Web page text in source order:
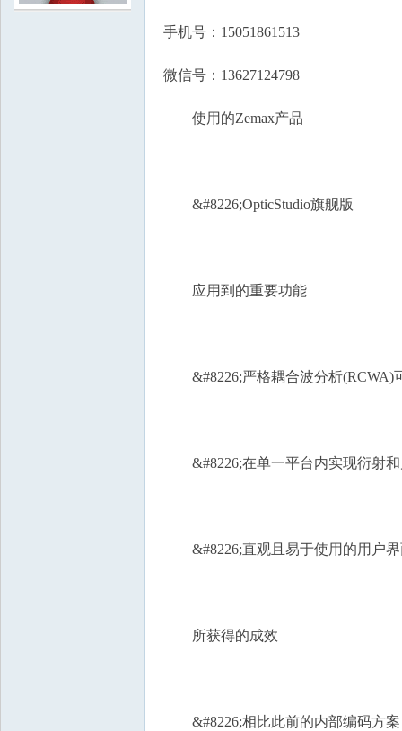
手机号：15051861513
微信号：13627124798
使用的Zemax产品
&#8226;OpticStudio旗舰版
应用到的重要功能
&#8226;严格耦合波分析(RCWA)
&#8226;在单一平台内实现衍射和
&#8226;直观且易于使用的用户界
所获得的成效
&#8226;相比此前的内部编码方案